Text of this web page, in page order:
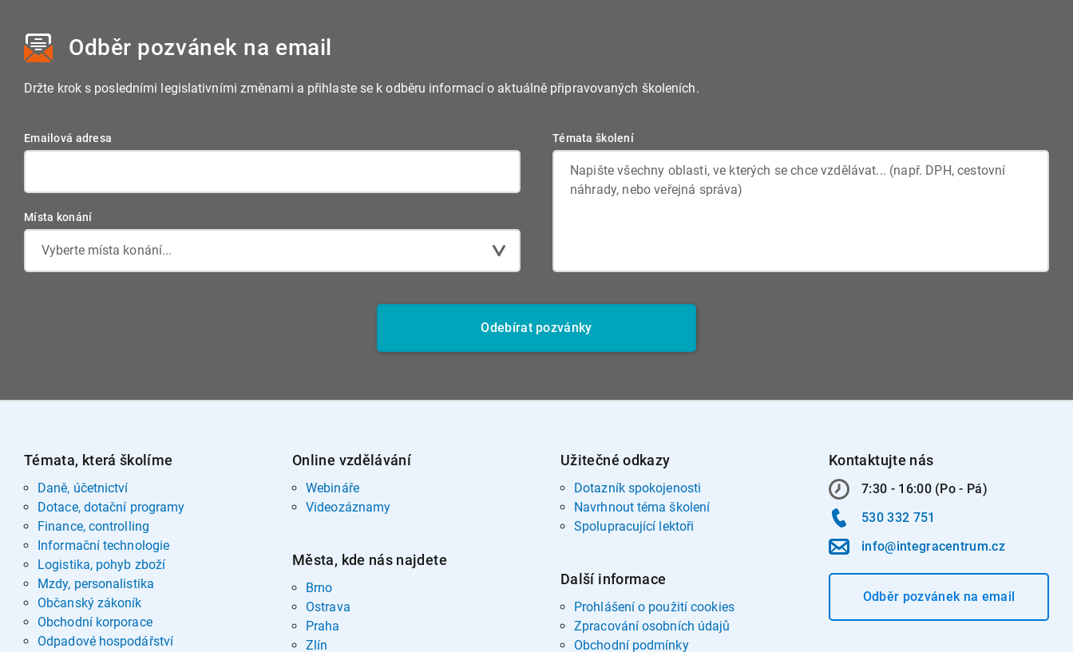
Odběr pozvánek na email
Držte krok s posledními legislativními změnami a přihlaste se k odběru informací o aktuálně připravovaných školeních.
Emailová adresa
Místa konání
Vyberte místa konání...
Témata školení
Odebírat pozvánky
Témata, která školíme
Daně, účetnictví
Dotace, dotační programy
Finance, controlling
Informační technologie
Logistika, pohyb zboží
Mzdy, personalistika
Občanský zákoník
Obchodní korporace
Odpadové hospodářství
Online vzdělávání
Webináře
Videozáznamy
Města, kde nás najdete
Brno
Ostrava
Praha
Zlín
Užitečné odkazy
Dotazník spokojenosti
Navrhnout téma školení
Spolupracující lektoři
Další informace
Prohlášení o použití cookies
Zpracování osobních údajů
Obchodní podmínky
Kontaktujte nás
7:30 - 16:00 (Po - Pá)
530 332 751
info@integracentrum.cz
Odběr pozvánekna email